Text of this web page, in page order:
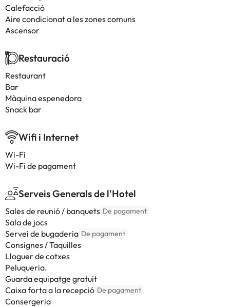
Calefacció
Aire condicionat a les zones comuns
Ascensor
Restauració
Restaurant
Bar
Màquina espenedora
Snack bar
Wifi i Internet
Wi-Fi
Wi-Fi de pagament
Serveis Generals de l'Hotel
Sales de reunió / banquets De pagament
Sala de jocs
Servei de bugaderia De pagament
Consignes / Taquilles
Lloguer de cotxes
Peluqueria.
Guarda equipatge gratuit
Caixa forta a la recepció De pagament
Consergeria